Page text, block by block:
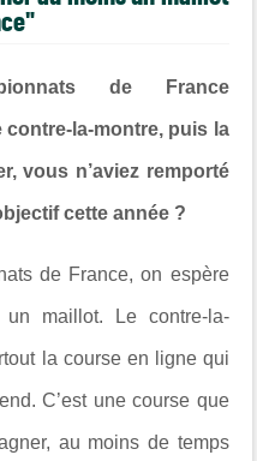
de France
contre-la-montre, puis la
vous n’aviez remporté
cette année ?
de France, on espère
maillot. Le contre-la-
la course en ligne qui
C’est une course que
au moins de temps